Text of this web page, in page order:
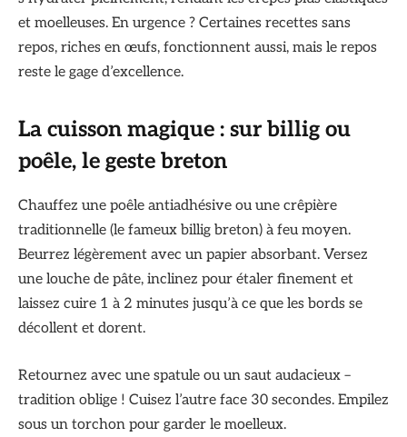
et moelleuses. En urgence ? Certaines recettes sans
repos, riches en œufs, fonctionnent aussi, mais le repos
reste le gage d’excellence.
La cuisson magique : sur billig ou
poêle, le geste breton
Chauffez une poêle antiadhésive ou une crêpière
traditionnelle (le fameux billig breton) à feu moyen.
Beurrez légèrement avec un papier absorbant. Versez
une louche de pâte, inclinez pour étaler finement et
laissez cuire 1 à 2 minutes jusqu’à ce que les bords se
décollent et dorent.
Retournez avec une spatule ou un saut audacieux –
tradition oblige ! Cuisez l’autre face 30 secondes. Empilez
sous un torchon pour garder le moelleux.